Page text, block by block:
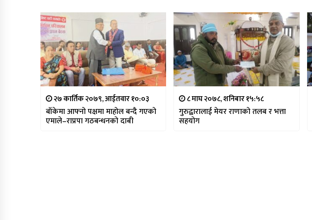
२७ कार्तिक २०७९, आईतवार १०:०३
बाँकेमा आफ्नो पक्षमा माहोल बन्दै गएको
एमाले–राप्रपा गठबन्धनको दाबी
८ माघ २०७८, शनिबार १५:५८
गुरुद्वारालाई मेयर राणाको तलब र भत्ता
सहयोग